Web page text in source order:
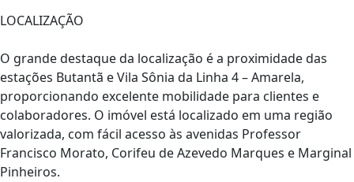
LOCALIZAÇÃO
O grande destaque da localização é a proximidade das
estações Butantã e Vila Sônia da Linha 4 – Amarela,
proporcionando excelente mobilidade para clientes e
colaboradores. O imóvel está localizado em uma região
valorizada, com fácil acesso às avenidas Professor
Francisco Morato, Corifeu de Azevedo Marques e Marginal
Pinheiros.